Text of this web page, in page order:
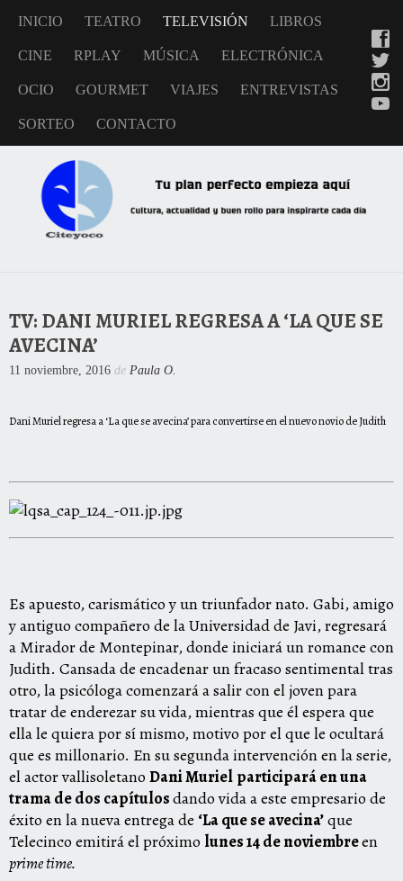
INICIO TEATRO TELEVISIÓN LIBROS
CINE RPLAY MÚSICA ELECTRÓNICA
OCIO GOURMET VIAJES ENTREVISTAS
SORTEO CONTACTO
TV: DANI MURIEL REGRESA A ‘LA QUE SE
AVECINA’
11 noviembre, 2016 de Paula O.
Dani Muriel regresa a ‘La que se avecina’ para convertirse en el nuevo novio de Judith
Es apuesto, carismático y un triunfador nato. Gabi, amigo
y antiguo compañero de la Universidad de Javi, regresará
a Mirador de Montepinar, donde iniciará un romance con
Judith. Cansada de encadenar un fracaso sentimental tras
otro, la psicóloga comenzará a salir con el joven para
tratar de enderezar su vida, mientras que él espera que
ella le quiera por sí mismo, motivo por el que le ocultará
que es millonario. En su segunda intervención en la serie,
el actor vallisoletano Dani Muriel participará en una
trama de dos capítulosdando vida a este empresario de
éxito en la nueva entrega de ‘La que se avecina’que
Telecinco emitirá el próximo lunes 14 de noviembreen
prime time.